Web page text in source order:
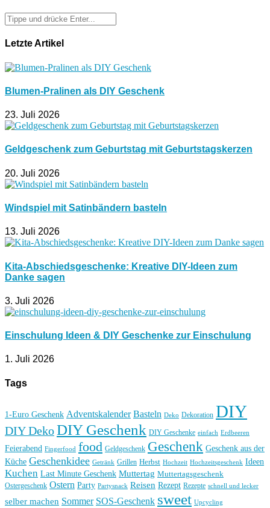
Letzte Artikel
Blumen-Pralinen als DIY Geschenk
23. Juli 2026
Geldgeschenk zum Geburtstag mit Geburtstagskerzen
20. Juli 2026
Windspiel mit Satinbändern basteln
13. Juli 2026
Kita-Abschiedsgeschenke: Kreative DIY-Ideen zum
Danke sagen
3. Juli 2026
Einschulung Ideen & DIY Geschenke zur Einschulung
1. Juli 2026
Tags
1-Euro Geschenk Adventskalender Basteln Deko Dekoration DIY
DIY DekoDIY Geschenk DIY Geschenke einfach Erdbeeren
Feierabend Fingerfood food Geldgeschenk Geschenk Geschenk aus der
Küche Geschenkidee Getränk Grillen Herbst Hochzeit Hochzeitsgeschenk Ideen
Kuchen Last Minute Geschenk Muttertag Muttertagsgeschenk
Ostergeschenk Ostern Party Partysnack Reisen Rezept Rezepte schnell und lecker
selber machen Sommer SOS-Geschenk sweet Upcycling